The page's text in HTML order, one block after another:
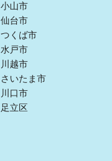
小山市
仙台市
つくば市
水戸市
川越市
さいたま市
川口市
足立区